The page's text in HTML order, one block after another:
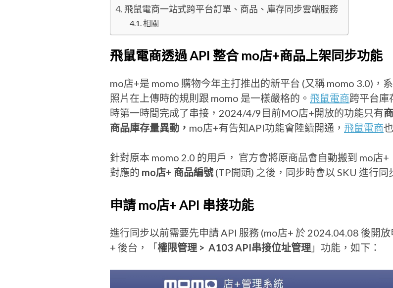
飛鼠電商一站式跨平台訂單、商品、庫存同步雲端服務
相關
飛鼠電商透過 API 整合 mo店+商品上架同步功能
mo店+是 momo 購物今年主打推出的新平台 (又稱 momo 3.0)，
照片在上傳時的規則跟 momo 是一樣嚴格的。 飛鼠電商跨平台庫
時第一時間完成了串接，2024/4/9目前MO店+開放的功能只有
商品庫存量異動， mo店+有告知API功能會陸續開通， 飛鼠電商
針對原本 momo 2.0 的用戶， 官方會將原商品會自動搬到 mo店+
對應的 mo店+ 商品編號 (TP開頭) 之後，同步時會以 SKU 進行同
申請 mo店+ API 串接功能
進行同步以前需要先申請 API 服務 (mo店+ 於 2024.04.08 後開
+ 後台，「權限管理 > A103 API串接位址管理 」功能，如下：